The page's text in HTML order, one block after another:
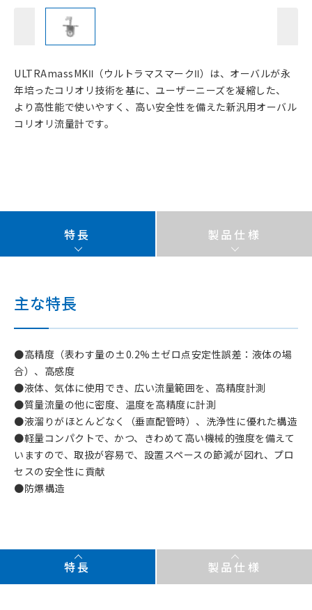
ULTRAmassMKⅡ（ウルトラマスマークⅡ）は、オーバルが永
年培ったコリオリ技術を基に、ユーザーニーズを凝縮した、
より高性能で使いやすく、高い安全性を備えた新汎用オーバル
コリオリ流量計です。
特長 製品仕様
主な特長
●高精度（表わす量の±0.2%±ゼロ点安定性誤差：液体の場
合）、高感度
●液体、気体に使用でき、広い流量範囲を、高精度計測
●質量流量の他に密度、温度を高精度に計測
●液溜りがほとんどなく（垂直配管時）、洗浄性に優れた構造
●軽量コンパクトで、かつ、きわめて高い機械的強度を備えて
いますので、取扱が容易で、設置スペースの節減が図れ、プロ
セスの安全性に貢献
●防爆構造
特長 製品仕様